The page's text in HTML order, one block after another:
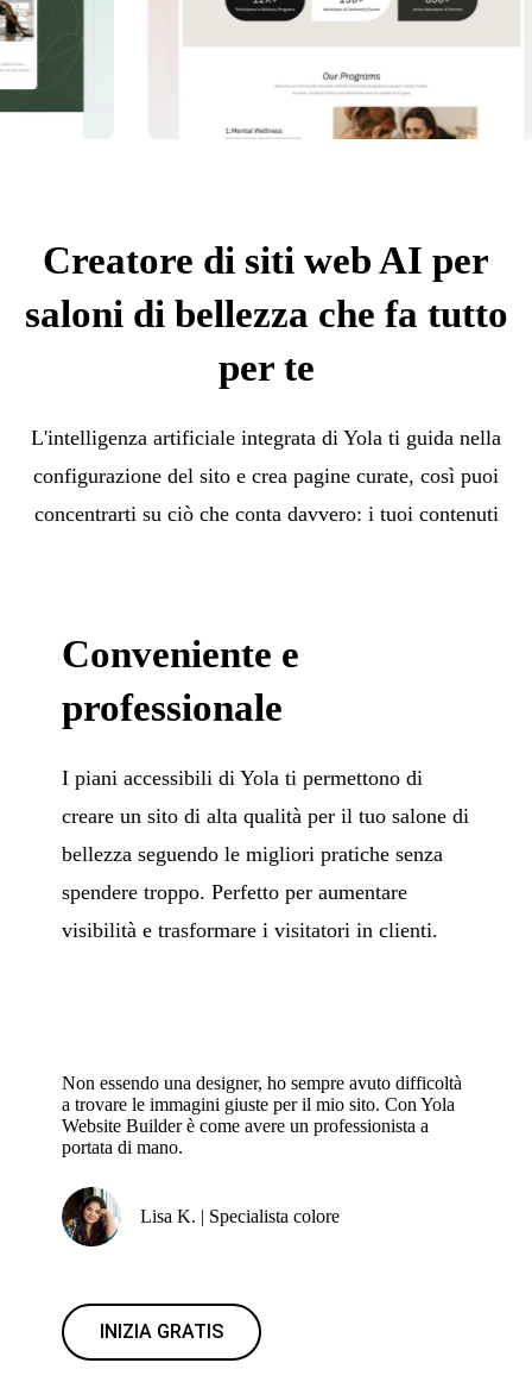
Creatore di siti web AI per
saloni di bellezza che fa tutto
per te
L'intelligenza artificiale integrata di Yola ti guida nella
configurazione del sito e crea pagine curate, così puoi
concentrarti su ciò che conta davvero: i tuoi contenuti
Conveniente e
professionale
I piani accessibili di Yola ti permettono di
creare un sito di alta qualità per il tuo salone di
bellezza seguendo le migliori pratiche senza
spendere troppo. Perfetto per aumentare
visibilità e trasformare i visitatori in clienti.
Non essendo una designer, ho sempre avuto difficoltà
a trovare le immagini giuste per il mio sito. Con Yola
Website Builder è come avere un professionista a
portata di mano.
Lisa K. | Specialista colore
INIZIA GRATIS